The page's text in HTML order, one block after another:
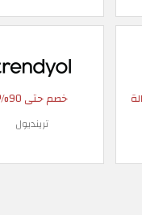
خصم حتى 90%
ترينديول